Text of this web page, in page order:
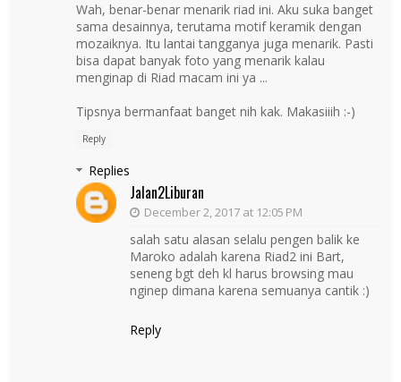
Wah, benar-benar menarik riad ini. Aku suka banget
sama desainnya, terutama motif keramik dengan
mozaiknya. Itu lantai tangganya juga menarik. Pasti
bisa dapat banyak foto yang menarik kalau
menginap di Riad macam ini ya ...
Tipsnya bermanfaat banget nih kak. Makasiiih :-)
Reply
Replies
Jalan2Liburan
December 2, 2017 at 12:05 PM
salah satu alasan selalu pengen balik ke
Maroko adalah karena Riad2 ini Bart,
seneng bgt deh kl harus browsing mau
nginep dimana karena semuanya cantik :)
Reply